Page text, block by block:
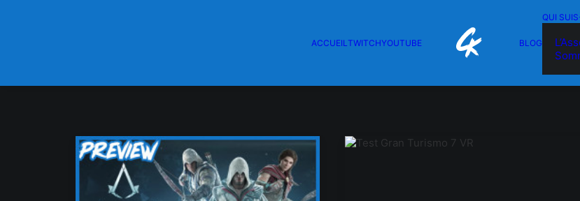
ACCUEILTWITCHYOUTUBE BLOG
QUI